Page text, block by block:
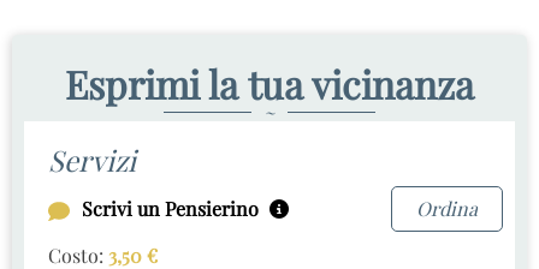
Esprimi la tua vicinanza
~
Servizi
Scrivi un Pensierino
Ordina
Costo: 3,50€